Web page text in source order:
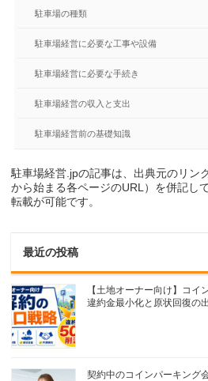
駐車場の種類
駐車場経営に必要な工事や設備
駐車場経営に必要な手続き
駐車場経営の収入と支出
駐車場経営前の基礎知識
駐車場経営.jpの記事は、出典元のリン
から始まる各ページのURL）を併記し
転載が可能です。
最近の投稿
【土地オーナー向け】コイ
違約金最小化と原状回復の
契約中のコインパーキング